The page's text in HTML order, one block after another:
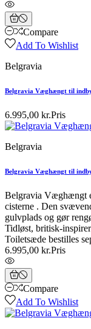
Compare
Add To Wishlist
Belgravia
Belgravia Væghængt til
6.995,00 kr.Pris
Belgravia
Belgravia Væghængt til
Belgravia Væghængt
cisterne . Den
gulvplads og gør
Tidløst, britisk-
Toiletsæde bestilles
6.995,00 kr.Pris
Compare
Add To Wishlist